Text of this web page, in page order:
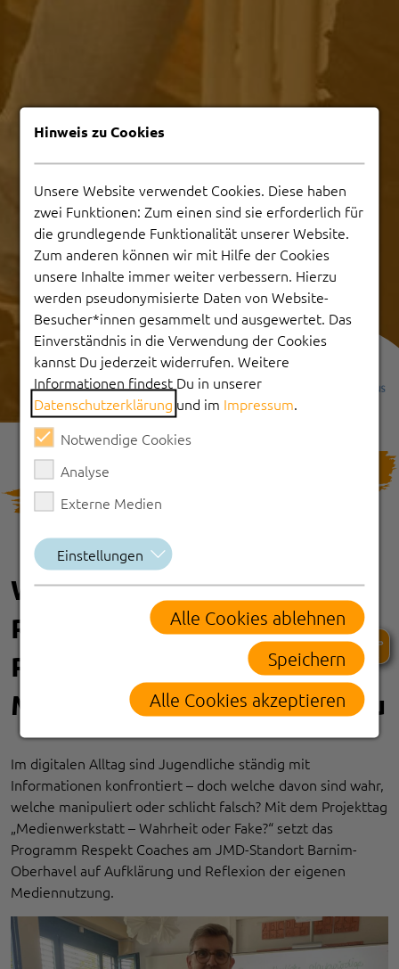
PRAXISBEISPIELE
Wahrheit oder Fake?
Respekt-Coaches-
Projekttag stärkt
Medienkompetenz in Bernau
Im digitalen Alltag sind Jugendliche ständig mit
Informationen konfrontiert – doch welche davon sind wahr,
welche manipuliert oder schlicht falsch? Mit dem Projekttag
„Medienwerkstatt – Wahrheit oder Fake?“ setzt das
Programm Respekt Coaches am JMD-Standort Barnim-
Oberhavel auf Aufklärung und Reflexion der eigenen
Mediennutzung.
Hinweis zu Cookies
Unsere Website verwendet Cookies. Diese haben
zwei Funktionen: Zum einen sind sie erforderlich für
die grundlegende Funktionalität unserer Website.
Zum anderen können wir mit Hilfe der Cookies
unsere Inhalte immer weiter verbessern. Hierzu
werden pseudonymisierte Daten von Website-
Besucher*innen gesammelt und ausgewertet. Das
Einverständnis in die Verwendung der Cookies
kannst Du jederzeit widerrufen. Weitere
Informationen findest Du in unserer
Datenschutzerklärung und im Impressum
Notwendige Cookies
Analyse
Externe Medien
Einstellungen
Alle Cookies ablehnen
Speichern
Alle Cookies akzeptieren